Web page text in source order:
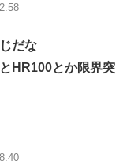
だな
HR100とか限界突